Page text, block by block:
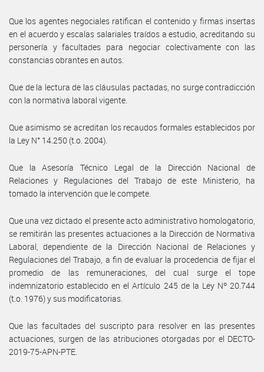
Que los agentes negociales ratifican el contenido y firmas insertas
en el acuerdo y escalas salariales traídos a estudio, acreditando su
personería y facultades para negociar colectivamente con las
constancias obrantes en autos.
Que de la lectura de las cláusulas pactadas, no surge contradicción
con la normativa laboral vigente.
Que asimismo se acreditan los recaudos formales establecidos por
la Ley N° 14.250 (t.o. 2004).
Que la Asesoría Técnico Legal de la Dirección Nacional de
Relaciones y Regulaciones del Trabajo de este Ministerio, ha
tomado la intervención que le compete.
Que una vez dictado el presente acto administrativo homologatorio,
se remitirán las presentes actuaciones a la Dirección de Normativa
Laboral, dependiente de la Dirección Nacional de Relaciones y
Regulaciones del Trabajo, a fin de evaluar la procedencia de fijar el
promedio de las remuneraciones, del cual surge el tope
indemnizatorio establecido en el Artículo 245 de la Ley Nº 20.744
(t.o. 1976) y sus modificatorias.
Que las facultades del suscripto para resolver en las presentes
actuaciones, surgen de las atribuciones otorgadas por el DECTO-
2019-75-APN-PTE.